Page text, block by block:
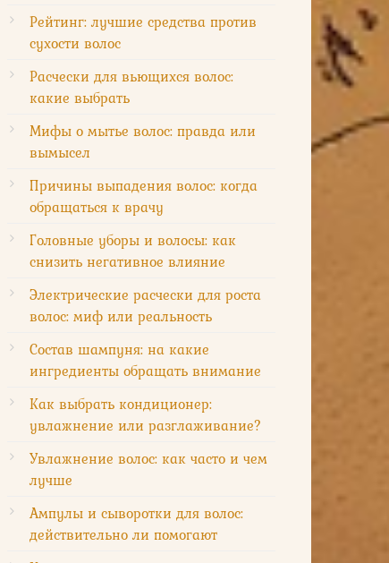
Рейтинг: лучшие средства против
сухости волос
Расчески для вьющихся волос:
какие выбрать
Мифы о мытье волос: правда или
вымысел
Причины выпадения волос: когда
обращаться к врачу
Головные уборы и волосы: как
снизить негативное влияние
Электрические расчески для роста
волос: миф или реальность
Состав шампуня: на какие
ингредиенты обращать внимание
Как выбрать кондиционер:
увлажнение или разглаживание?
Увлажнение волос: как часто и чем
лучше
Ампулы и сыворотки для волос:
действительно ли помогают